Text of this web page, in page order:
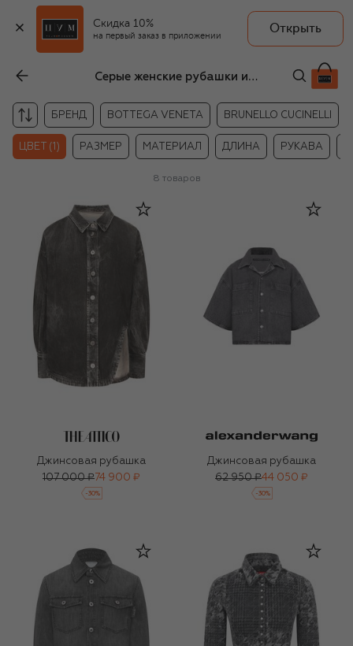
Скидка 10%
на первый заказ в приложении
Открыть
Серые женские рубашки из денима
БРЕНД BOTTEGA VENETA BRUNELLO CUCINELLI
ЦВЕТ (1) РАЗМЕР МАТЕРИАЛ ДЛИНА РУКАВА
8 товаров
Джинсовая рубашка
107 000 ₽74 900 ₽
-30%
Джинсовая рубашка
62 950 ₽44 050 ₽
-30%